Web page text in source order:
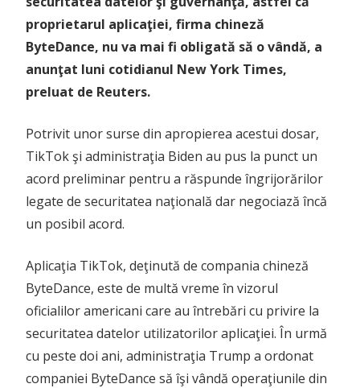
proprietarul aplicaţiei, firma chineză
ByteDance, nu va mai fi obligată să o vândă, a
anunţat luni cotidianul New York Times,
preluat de Reuters.
Potrivit unor surse din apropierea acestui dosar,
TikTok şi administraţia Biden au pus la punct un
acord preliminar pentru a răspunde îngrijorărilor
legate de securitatea naţională dar negociază încă
un posibil acord.
Aplicaţia TikTok, deţinută de compania chineză
ByteDance, este de multă vreme în vizorul
oficialilor americani care au întrebări cu privire la
securitatea datelor utilizatorilor aplicaţiei. În urmă
cu peste doi ani, administraţia Trump a ordonat
companiei ByteDance să îşi vândă operaţiunile din